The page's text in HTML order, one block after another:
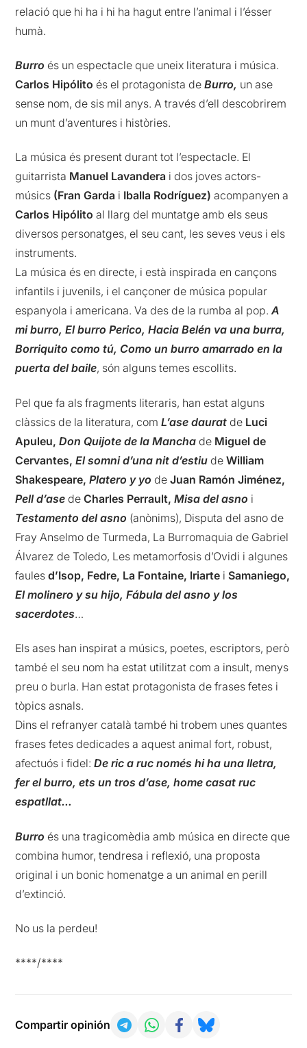
relació que hi ha i hi ha hagut entre l’animal i l’ésser
humà.
Burro és un espectacle que uneix literatura i música.
Carlos Hipólito és el protagonista deBurro, un ase
sense nom, de sis mil anys. A través d’ell descobrirem
un munt d’aventures i històries.
La música és present durant tot l’espectacle. El
guitarrista Manuel Lavandera i dos joves actors-
músics (Fran Garda i Iballa Rodríguez) acompanyen a
Carlos Hipólito al llarg del muntatge amb els seus
diversos personatges, el seu cant, les seves veus i els
instruments.
La música és en directe, i està inspirada en cançons
infantils i juvenils, i el cançoner de música popular
espanyola i americana. Va des de la rumba al pop.A
mi burro, El burro Perico, Hacia Belén va una burra,
Borriquito como tú, Como un burro amarrado en la
puerta del baile, són alguns temes escollits.
Pel que fa als fragments literaris, han estat alguns
clàssics de la literatura, com L’ase daurat de Luci
Apuleu,Don Quijote de la Mancha de Miguel de
Cervantes,El somni d’una nitd’estiu deWilliam
Shakespeare, Platero y yo deJuan Ramón Jiménez,
Pell d’ase deCharles Perrault, Misa del asno i
Testamento del asno (anònims), Disputa del asno de
Fray Anselmo de Turmeda, La Burromaquia de Gabriel
Álvarez de Toledo, Les metamorfosis d’Ovidi i algunes
faulesd’Isop, Fedre, La Fontaine, lriarte iSamaniego,
El molinero y su hijo, Fábula del asno y los
sacerdotes…
Els ases han inspirat a músics, poetes, escriptors, però
també el seu nom ha estat utilitzat com a insult, menys
preu o burla. Han estat protagonista de frases fetes i
tòpics asnals.
Dins el refranyer català també hi trobem unes quantes
frases fetes dedicades a aquest animal fort, robust,
afectuós i fidel:De ric a ruc només hi ha una lletra,
fer el burro, ets un tros d’ase, home casat ruc
espatllat…
Burroés una tragicomèdia amb música en directe que
combina humor, tendresa i reflexió, una proposta
original i un bonic homenatge a un animal en perill
d’extinció.
No us la perdeu!
****/****
Compartir opinión